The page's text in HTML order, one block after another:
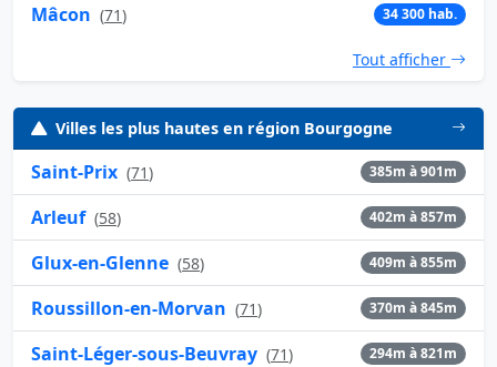
Mâcon (71) 34 300 hab.
Tout afficher
Villes les plus hautes en région Bourgogne
Saint-Prix (71) 385m à 901m
Arleuf (58) 402m à 857m
Glux-en-Glenne (58) 409m à 855m
Roussillon-en-Morvan (71) 370m à 845m
Saint-Léger-sous-Beuvray (71) 294m à 821m